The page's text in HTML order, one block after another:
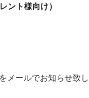
ント様向け）
メールでお知らせ致し